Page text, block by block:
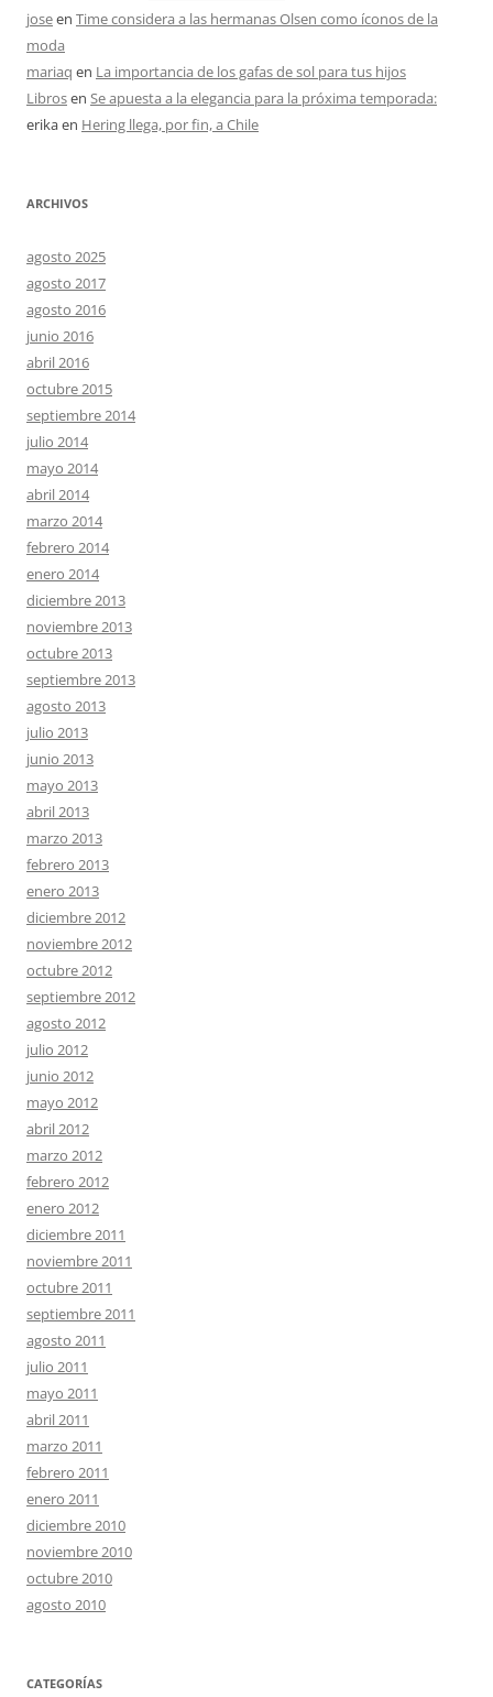
joseen Time considera a las hermanas Olsen como íconos de la
moda
mariaq en La importancia de los gafas de sol para tus hijos
Librosen Se apuesta a la elegancia para la próxima temporada:
erikaen Hering llega, por fin, a Chile
ARCHIVOS
agosto 2025
agosto 2017
agosto 2016
junio 2016
abril 2016
octubre 2015
septiembre 2014
julio 2014
mayo 2014
abril 2014
marzo 2014
febrero 2014
enero 2014
diciembre 2013
noviembre 2013
octubre 2013
septiembre 2013
agosto 2013
julio 2013
junio 2013
mayo 2013
abril 2013
marzo 2013
febrero 2013
enero 2013
diciembre 2012
noviembre 2012
octubre 2012
septiembre 2012
agosto 2012
julio 2012
junio 2012
mayo 2012
abril 2012
marzo 2012
febrero 2012
enero 2012
diciembre 2011
noviembre 2011
octubre 2011
septiembre 2011
agosto 2011
julio 2011
mayo 2011
abril 2011
marzo 2011
febrero 2011
enero 2011
diciembre 2010
noviembre 2010
octubre 2010
agosto 2010
CATEGORÍAS